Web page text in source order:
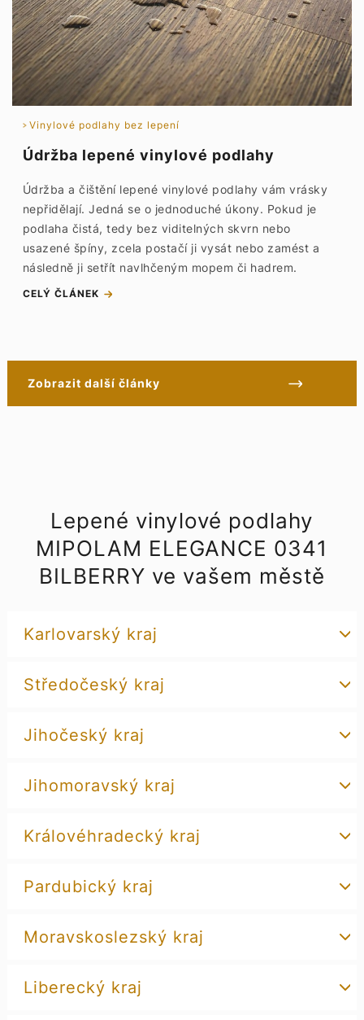
Vinylové podlahy bez lepení
Údržba lepené vinylové podlahy
Údržba a čištění lepené vinylové podlahy vám vrásky
nepřidělají. Jedná se o jednoduché úkony. Pokud je
podlaha čistá, tedy bez viditelných skvrn nebo
usazené špíny, zcela postačí ji vysát nebo zamést a
následně ji setřít navlhčeným mopem či hadrem.
CELÝ ČLÁNEK
Zobrazit další články
Lepené vinylové podlahy
MIPOLAM ELEGANCE 0341
BILBERRY ve vašem městě
Karlovarský kraj
Středočeský kraj
Jihočeský kraj
Jihomoravský kraj
Královéhradecký kraj
Pardubický kraj
Moravskoslezský kraj
Liberecký kraj